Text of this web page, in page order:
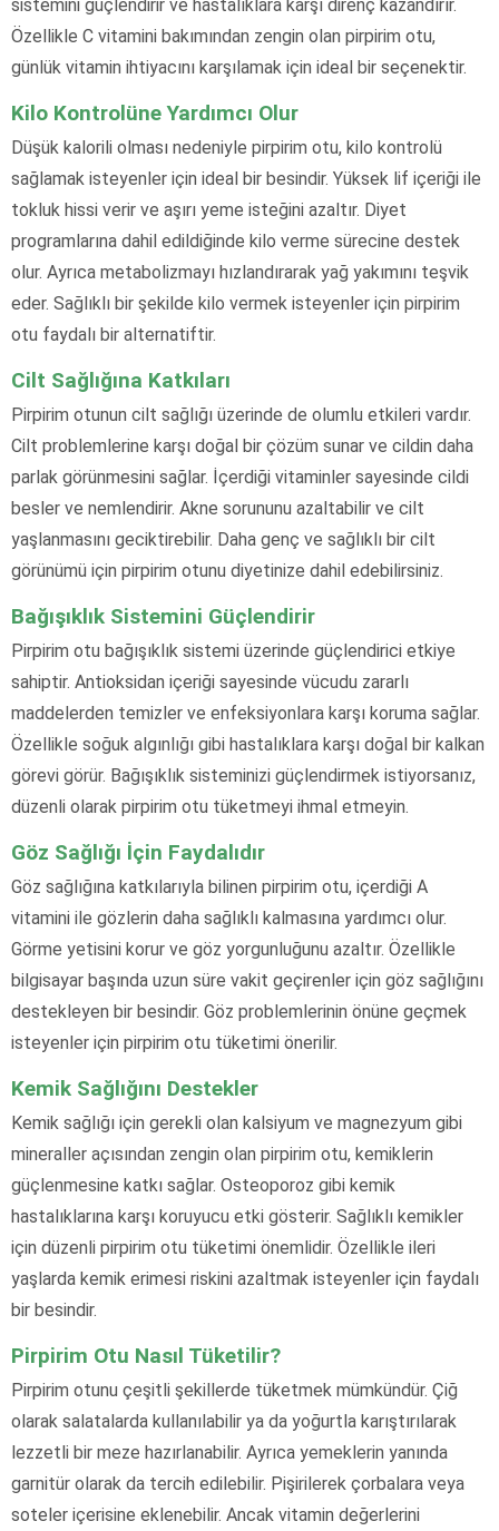
sistemini güçlendirir ve hastalıklara karşı direnç kazandırır.
Özellikle C vitamini bakımından zengin olan pirpirim otu,
günlük vitamin ihtiyacını karşılamak için ideal bir seçenektir.
Kilo Kontrolüne Yardımcı Olur
Düşük kalorili olması nedeniyle pirpirim otu, kilo kontrolü
sağlamak isteyenler için ideal bir besindir. Yüksek lif içeriği ile
tokluk hissi verir ve aşırı yeme isteğini azaltır. Diyet
programlarına dahil edildiğinde kilo verme sürecine destek
olur. Ayrıca metabolizmayı hızlandırarak yağ yakımını teşvik
eder. Sağlıklı bir şekilde kilo vermek isteyenler için pirpirim
otu faydalı bir alternatiftir.
Cilt Sağlığına Katkıları
Pirpirim otunun cilt sağlığı üzerinde de olumlu etkileri vardır.
Cilt problemlerine karşı doğal bir çözüm sunar ve cildin daha
parlak görünmesini sağlar. İçerdiği vitaminler sayesinde cildi
besler ve nemlendirir. Akne sorununu azaltabilir ve cilt
yaşlanmasını geciktirebilir. Daha genç ve sağlıklı bir cilt
görünümü için pirpirim otunu diyetinize dahil edebilirsiniz.
Bağışıklık Sistemini Güçlendirir
Pirpirim otu bağışıklık sistemi üzerinde güçlendirici etkiye
sahiptir. Antioksidan içeriği sayesinde vücudu zararlı
maddelerden temizler ve enfeksiyonlara karşı koruma sağlar.
Özellikle soğuk algınlığı gibi hastalıklara karşı doğal bir kalkan
görevi görür. Bağışıklık sisteminizi güçlendirmek istiyorsanız,
düzenli olarak pirpirim otu tüketmeyi ihmal etmeyin.
Göz Sağlığı İçin Faydalıdır
Göz sağlığına katkılarıyla bilinen pirpirim otu, içerdiği A
vitamini ile gözlerin daha sağlıklı kalmasına yardımcı olur.
Görme yetisini korur ve göz yorgunluğunu azaltır. Özellikle
bilgisayar başında uzun süre vakit geçirenler için göz sağlığını
destekleyen bir besindir. Göz problemlerinin önüne geçmek
isteyenler için pirpirim otu tüketimi önerilir.
Kemik Sağlığını Destekler
Kemik sağlığı için gerekli olan kalsiyum ve magnezyum gibi
mineraller açısından zengin olan pirpirim otu, kemiklerin
güçlenmesine katkı sağlar. Osteoporoz gibi kemik
hastalıklarına karşı koruyucu etki gösterir. Sağlıklı kemikler
için düzenli pirpirim otu tüketimi önemlidir. Özellikle ileri
yaşlarda kemik erimesi riskini azaltmak isteyenler için faydalı
bir besindir.
Pirpirim Otu Nasıl Tüketilir?
Pirpirim otunu çeşitli şekillerde tüketmek mümkündür. Çiğ
olarak salatalarda kullanılabilir ya da yoğurtla karıştırılarak
lezzetli bir meze hazırlanabilir. Ayrıca yemeklerin yanında
garnitür olarak da tercih edilebilir. Pişirilerek çorbalara veya
soteler içerisine eklenebilir. Ancak vitamin değerlerini